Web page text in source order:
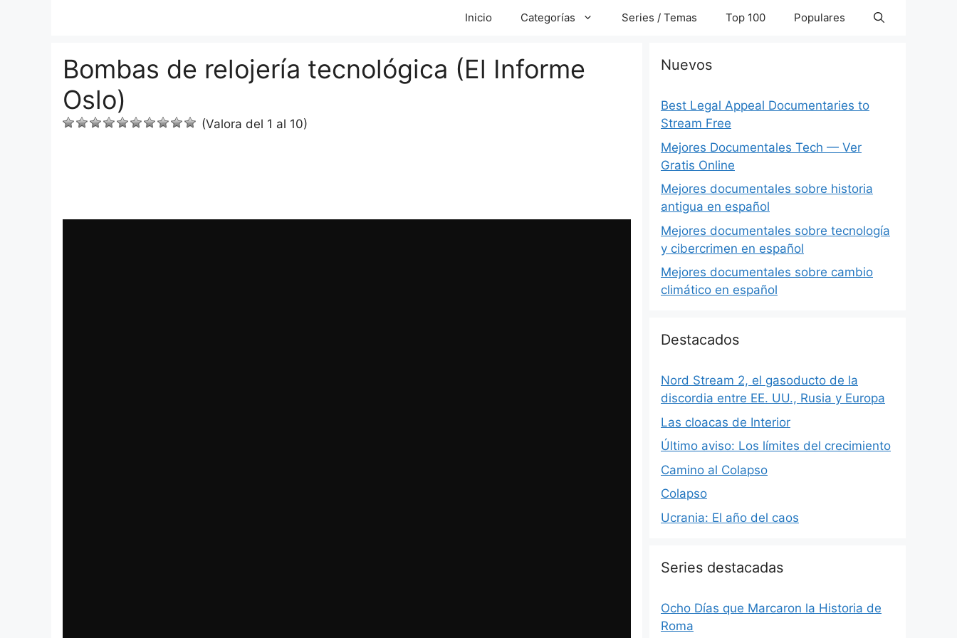
Inicio Categorías Series / Temas Top 100 Populares
Bombas de relojería tecnológica (El Informe
Oslo)
(Valora del 1 al 10)
Nuevos
Best Legal Appeal Documentaries to
Stream Free
Mejores Documentales Tech — Ver
Gratis Online
Mejores documentales sobre historia
antigua en español
Mejores documentales sobre tecnología
y cibercrimen en español
Mejores documentales sobre cambio
climático en español
Destacados
Nord Stream 2, el gasoducto de la
discordia entre EE. UU., Rusia y Europa
Las cloacas de Interior
Último aviso: Los límites del crecimiento
Camino al Colapso
Colapso
Ucrania: El año del caos
Series destacadas
Ocho Días que Marcaron la Historia de
Roma